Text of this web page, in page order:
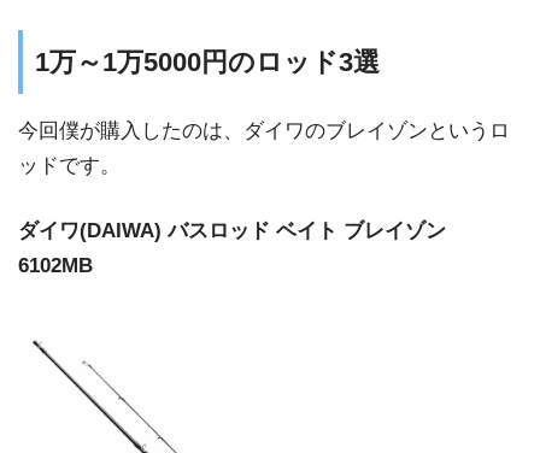
1万～1万5000円のロッド3選
今回僕が購入したのは、ダイワのブレイゾンというロ
ッドです。
ダイワ(DAIWA) バスロッド ベイト ブレイゾン
6102MB